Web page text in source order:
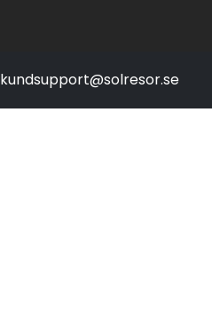
kundsupport@solresor.se